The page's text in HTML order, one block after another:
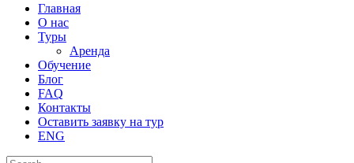
Главная
О нас
Туры
Аренда
Обучение
Блог
FAQ
Контакты
Оставить заявку на тур
ENG